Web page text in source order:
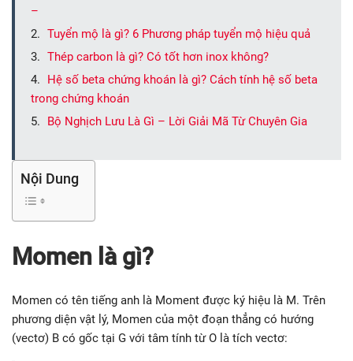
–
Tuyển mộ là gì? 6 Phương pháp tuyển mộ hiệu quả
Thép carbon là gì? Có tốt hơn inox không?
Hệ số beta chứng khoán là gì? Cách tính hệ số beta
trong chứng khoán
Bộ Nghịch Lưu Là Gì – Lời Giải Mã Từ Chuyên Gia
Nội Dung
Momen là gì?
Momen có tên tiếng anh là Moment được ký hiệu là M. Trên
phương diện vật lý, Momen của một đoạn thẳng có hướng
(vectơ) B có gốc tại G với tâm tính từ O là tích vectơ: